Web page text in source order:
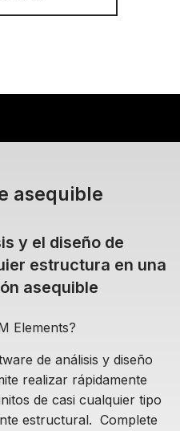
asequible
y el diseño de
estructura en una
asequible
Elements?
de análisis y diseño
realizar rápidamente
de casi cualquier tipo
estructural. Complete